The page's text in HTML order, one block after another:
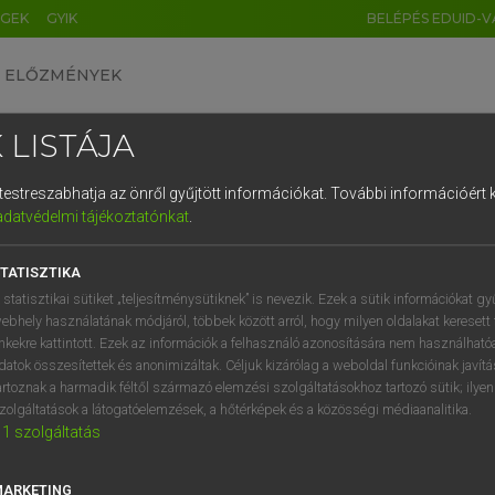
GYIK BELÉPÉS EDUID-
ELŐZMÉNYEK
egyetemes nagyszótár
VAN ELŐFIZETÉSED?
megtekintéséhez.
LISTÁJA
az önről gyűjtött információkat. További információért
tájékoztatónkat.
statisztikai sütiket „teljesítménysütiknek” is nevezik. Ezek a sütik információkat
használatának módjáról, többek között arról, hogy milyen oldalakat keresett
kattintott. Ezek az információk a felhasználó azonosítására nem
összesítettek és anonimizáltak. Céljuk kizárólag a weboldal funkcióinak
a harmadik féltől származó elemzési szolgáltatásokhoz tartozó sütik;
a látogatóelemzések, a hőtérképek és a közösségi médiaanalitika.
1 szolgáltatás
DE CN FR ES IT NL
1 2 3 4 5 6 7 8 9
q w e r t z u i
a s d f g h j k l é
í y x c v b n m , .